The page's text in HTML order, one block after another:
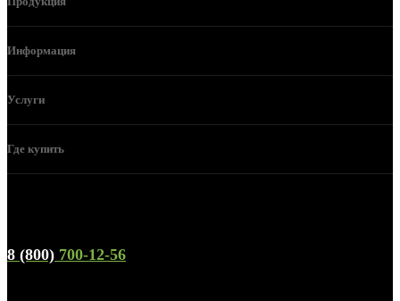
Информация
Услуги
Где купить
8 (800) 700-12-56